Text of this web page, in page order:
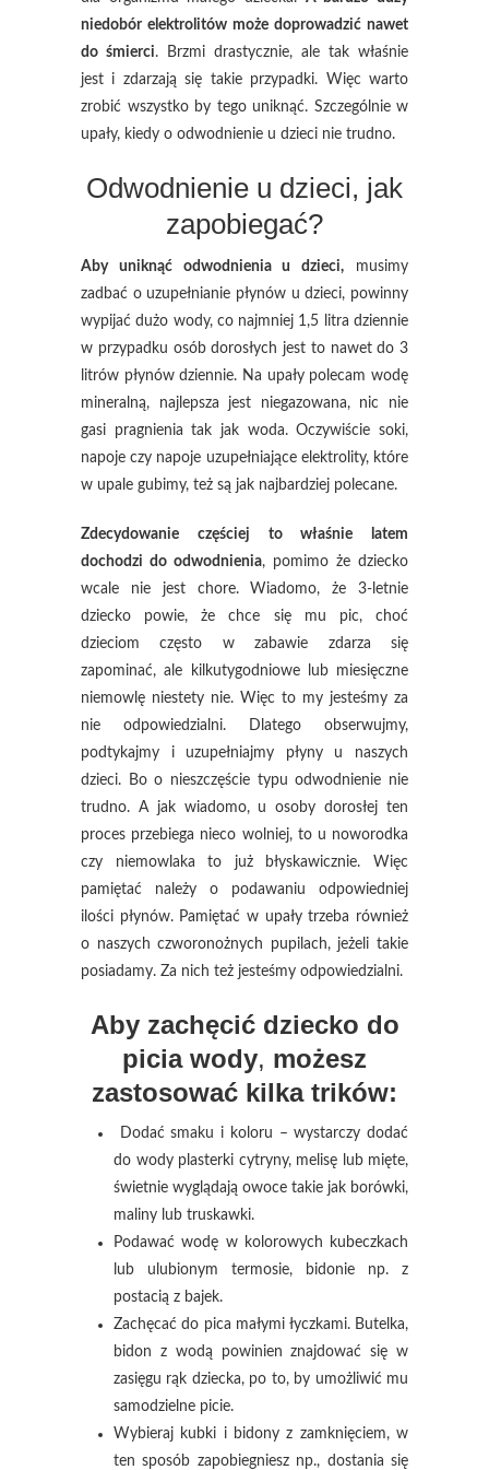
niedobór elektrolitów może doprowadzić nawet
do śmierci. Brzmi drastycznie, ale tak właśnie
jest i zdarzają się takie przypadki. Więc warto
zrobić wszystko by tego uniknąć. Szczególnie w
upały, kiedy o odwodnienie u dzieci nie trudno.
Odwodnienie u dzieci, jak
zapobiegać?
Aby uniknąć odwodnienia u dzieci, musimy
zadbać o uzupełnianie płynów u dzieci, powinny
wypijać dużo wody, co najmniej 1,5 litra dziennie
w przypadku osób dorosłych jest to nawet do 3
litrów płynów dziennie. Na upały polecam wodę
mineralną, najlepsza jest niegazowana, nic nie
gasi pragnienia tak jak woda. Oczywiście soki,
napoje czy napoje uzupełniające elektrolity, które
w upale gubimy, też są jak najbardziej polecane.
Zdecydowanie częściej to właśnie latem
dochodzi do odwodnienia, pomimo że dziecko
wcale nie jest chore. Wiadomo, że 3-letnie
dziecko powie, że chce się mu pic, choć
dzieciom często w zabawie zdarza się
zapominać, ale kilkutygodniowe lub miesięczne
niemowlę niestety nie. Więc to my jesteśmy za
nie odpowiedzialni. Dlatego obserwujmy,
podtykajmy i uzupełniajmy płyny u naszych
dzieci. Bo o nieszczęście typu odwodnienie nie
trudno. A jak wiadomo, u osoby dorosłej ten
proces przebiega nieco wolniej, to u noworodka
czy niemowlaka to już błyskawicznie. Więc
pamiętać należy o podawaniu odpowiedniej
ilości płynów. Pamiętać w upały trzeba również
o naszych czworonożnych pupilach, jeżeli takie
posiadamy. Za nich też jesteśmy odpowiedzialni.
Aby zachęcić dziecko do
picia wody, możesz
zastosować kilka trików:
Dodać smaku i koloru – wystarczy dodać
do wody plasterki cytryny, melisę lub mięte,
świetnie wyglądają owoce takie jak borówki,
maliny lub truskawki.
Podawać wodę w kolorowych kubeczkach
lub ulubionym termosie, bidonie np. z
postacią z bajek.
Zachęcać do pica małymi łyczkami. Butelka,
bidon z wodą powinien znajdować się w
zasięgu rąk dziecka, po to, by umożliwić mu
samodzielne picie.
Wybieraj kubki i bidony z zamknięciem, w
ten sposób zapobiegniesz np., dostania się